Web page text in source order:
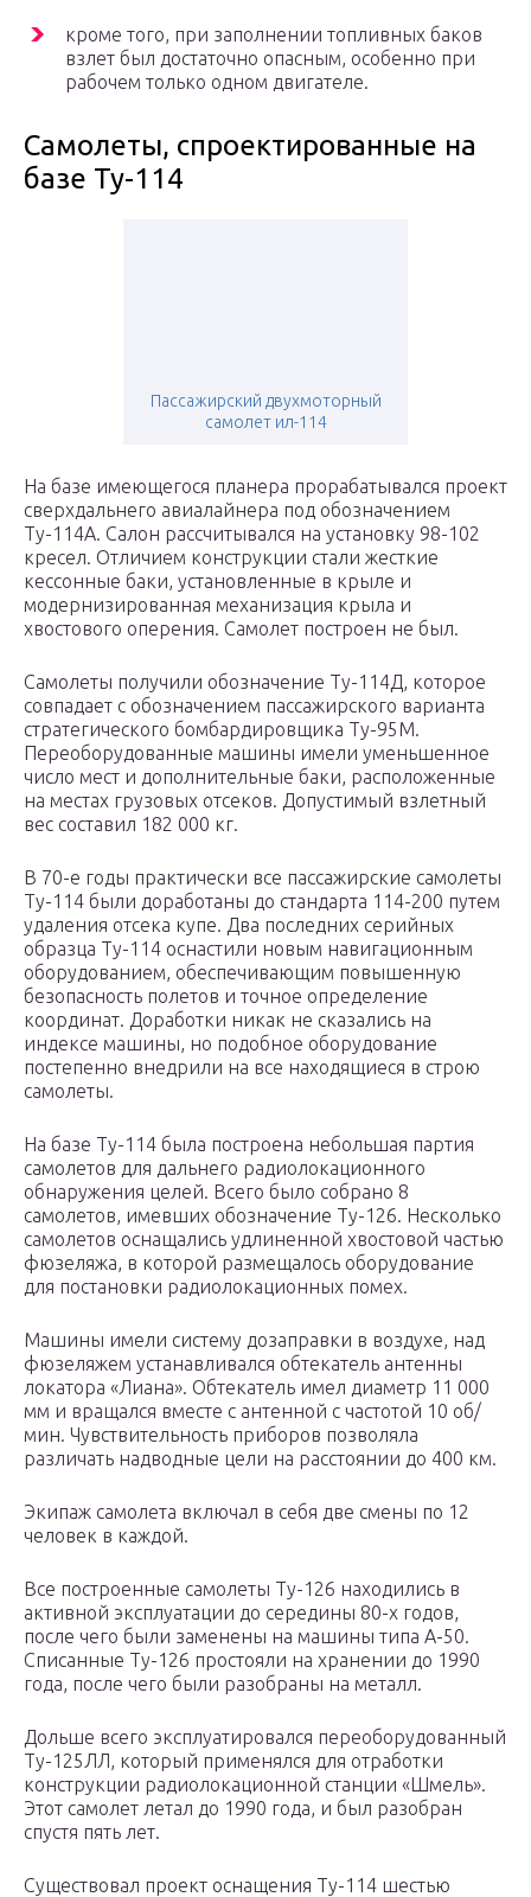
кроме того, при заполнении топливных баков
взлет был достаточно опасным, особенно при
рабочем только одном двигателе.
Самолеты, спроектированные на
базе Ту-114
Пассажирский двухмоторный
самолет ил-114
На базе имеющегося планера прорабатывался проект
сверхдальнего авиалайнера под обозначением
Ту-114А. Салон рассчитывался на установку 98-102
кресел. Отличием конструкции стали жесткие
кессонные баки, установленные в крыле и
модернизированная механизация крыла и
хвостового оперения. Самолет построен не был.
Самолеты получили обозначение Ту-114Д, которое
совпадает с обозначением пассажирского варианта
стратегического бомбардировщика Ту-95М.
Переоборудованные машины имели уменьшенное
число мест и дополнительные баки, расположенные
на местах грузовых отсеков. Допустимый взлетный
вес составил 182 000 кг.
В 70-е годы практически все пассажирские самолеты
Ту-114 были доработаны до стандарта 114-200 путем
удаления отсека купе. Два последних серийных
образца Ту-114 оснастили новым навигационным
оборудованием, обеспечивающим повышенную
безопасность полетов и точное определение
координат. Доработки никак не сказались на
индексе машины, но подобное оборудование
постепенно внедрили на все находящиеся в строю
самолеты.
На базе Ту-114 была построена небольшая партия
самолетов для дальнего радиолокационного
обнаружения целей. Всего было собрано 8
самолетов, имевших обозначение Ту-126. Несколько
самолетов оснащались удлиненной хвостовой частью
фюзеляжа, в которой размещалось оборудование
для постановки радиолокационных помех.
Машины имели систему дозаправки в воздухе, над
фюзеляжем устанавливался обтекатель антенны
локатора «Лиана». Обтекатель имел диаметр 11 000
мм и вращался вместе с антенной с частотой 10 об/
мин. Чувствительность приборов позволяла
различать надводные цели на расстоянии до 400 км.
Экипаж самолета включал в себя две смены по 12
человек в каждой.
Все построенные самолеты Ту-126 находились в
активной эксплуатации до середины 80-х годов,
после чего были заменены на машины типа А-50.
Списанные Ту-126 простояли на хранении до 1990
года, после чего были разобраны на металл.
Дольше всего эксплуатировался переоборудованный
Ту-125ЛЛ, который применялся для отработки
конструкции радиолокационной станции «Шмель».
Этот самолет летал до 1990 года, и был разобран
спустя пять лет.
Существовал проект оснащения Ту-114 шестью